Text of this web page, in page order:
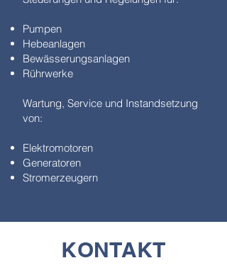
Pumpen
Hebeanlagen
Bewässerungsanlagen
Rührwerke
Wartung, Service und Instandsetzung
von:
Elektromotoren
Generatoren
Stromerzeugern
KONTAKT